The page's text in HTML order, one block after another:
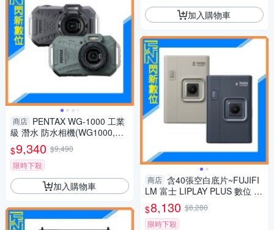
商店 PENTAX WG-1000 工業
級 潛水 防水相機(WG1000,公
司貨)抗撞、防塵、耐寒、4K
$9,340 $9,490
限時下殺
加入購物車
加入購物車
商店 含40張空白底片~FUJIFI
LM 富士 LIPLAY PLUS 數位 拍
立得 (LIPLAY+,公司貨)
$8,130 $8,280
限時下殺